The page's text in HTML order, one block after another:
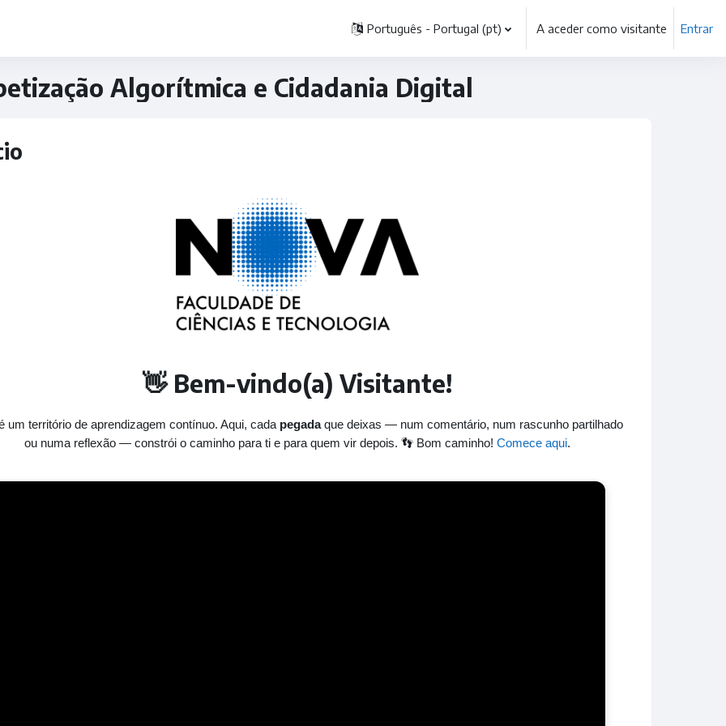
Português - Portugal ‎(pt)‎ A aceder como visitante Entrar
Algorítmica e Cidadania Digital
de tópicos
👋 Bem-vindo(a) Visitante!
um território de aprendizagem contínuo. Aqui, cada pegadaque deixas — num comentário, num rascunho partilhado
ou numa reflexão — constrói o caminho para ti e para quem vir depois. 👣 Bom caminho! Comece aqui.